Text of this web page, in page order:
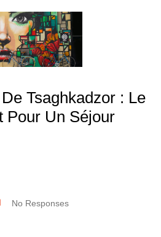
Tsaghkadzor : Le
Pour Un Séjour
No Responses